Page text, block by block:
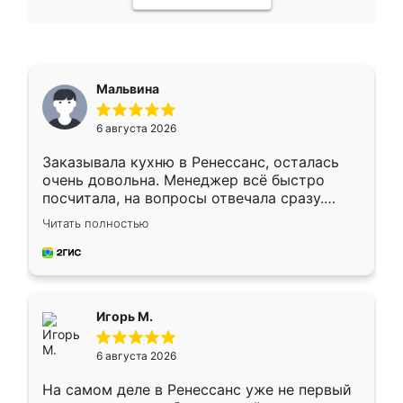
Мальвина
6 августа 2026
Заказывала кухню в Ренессанс, осталась
очень довольна. Менеджер всё быстро
посчитала, на вопросы отвечала сразу.
Замерщик приехал в субботу, подошёл к
делу со всей ответственностью. Собрали
за день, ребята работали аккуратно, даже
Читать полностью
Игорь М.
6 августа 2026
На самом деле в Ренессанс уже не первый